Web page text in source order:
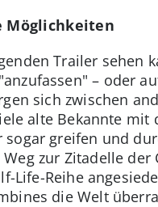
Möglichkeiten
Trailer sehen
– oder
sich zwischen
alte Bekannte mit
greifen und
zur Zitadelle
Life-Reihe
die Welt